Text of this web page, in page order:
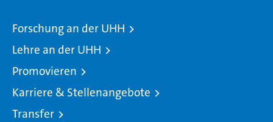
Forschung an der UHH
Lehre an der UHH
Promovieren
Karriere & Stellenangebote
Transfer